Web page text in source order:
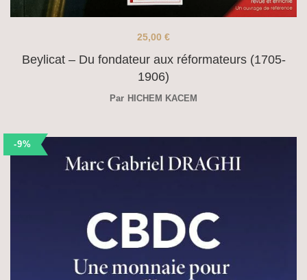
Beylicat – Du fondateur aux réformateurs (1705-
1906)
25,00 €
Par HICHEM KACEM
-9%